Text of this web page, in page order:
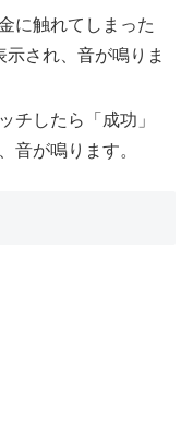
に触れてしまった
され、音が鳴りま
チしたら「成功」
音が鳴ります。